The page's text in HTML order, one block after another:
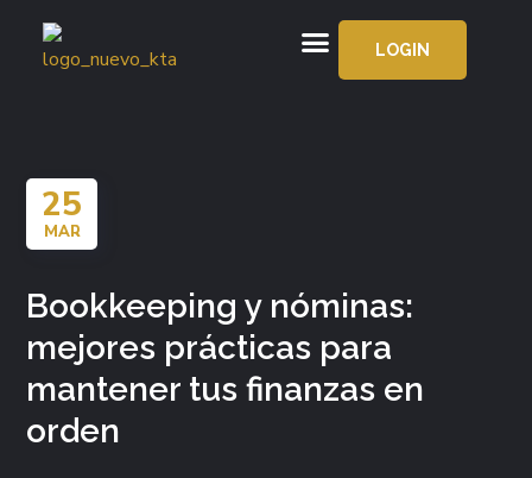
LOGIN
25
MAR
Bookkeeping y nóminas:
mejores prácticas para
mantener tus finanzas en
orden